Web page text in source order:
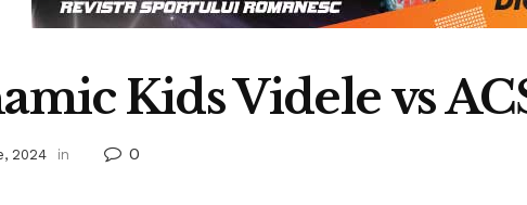
Kids Videle vs
2024 in 0